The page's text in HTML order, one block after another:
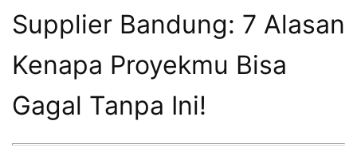
Supplier Bandung: 7 Alasan
Kenapa Proyekmu Bisa
Gagal Tanpa Ini!